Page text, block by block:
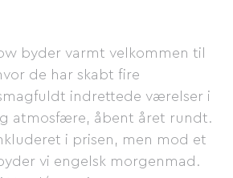
byder varmt velkommen til
de har skabt fire
indrettede værelser i
atmosfære, åbent året rundt.
i prisen, men mod et
vi engelsk morgenmad.